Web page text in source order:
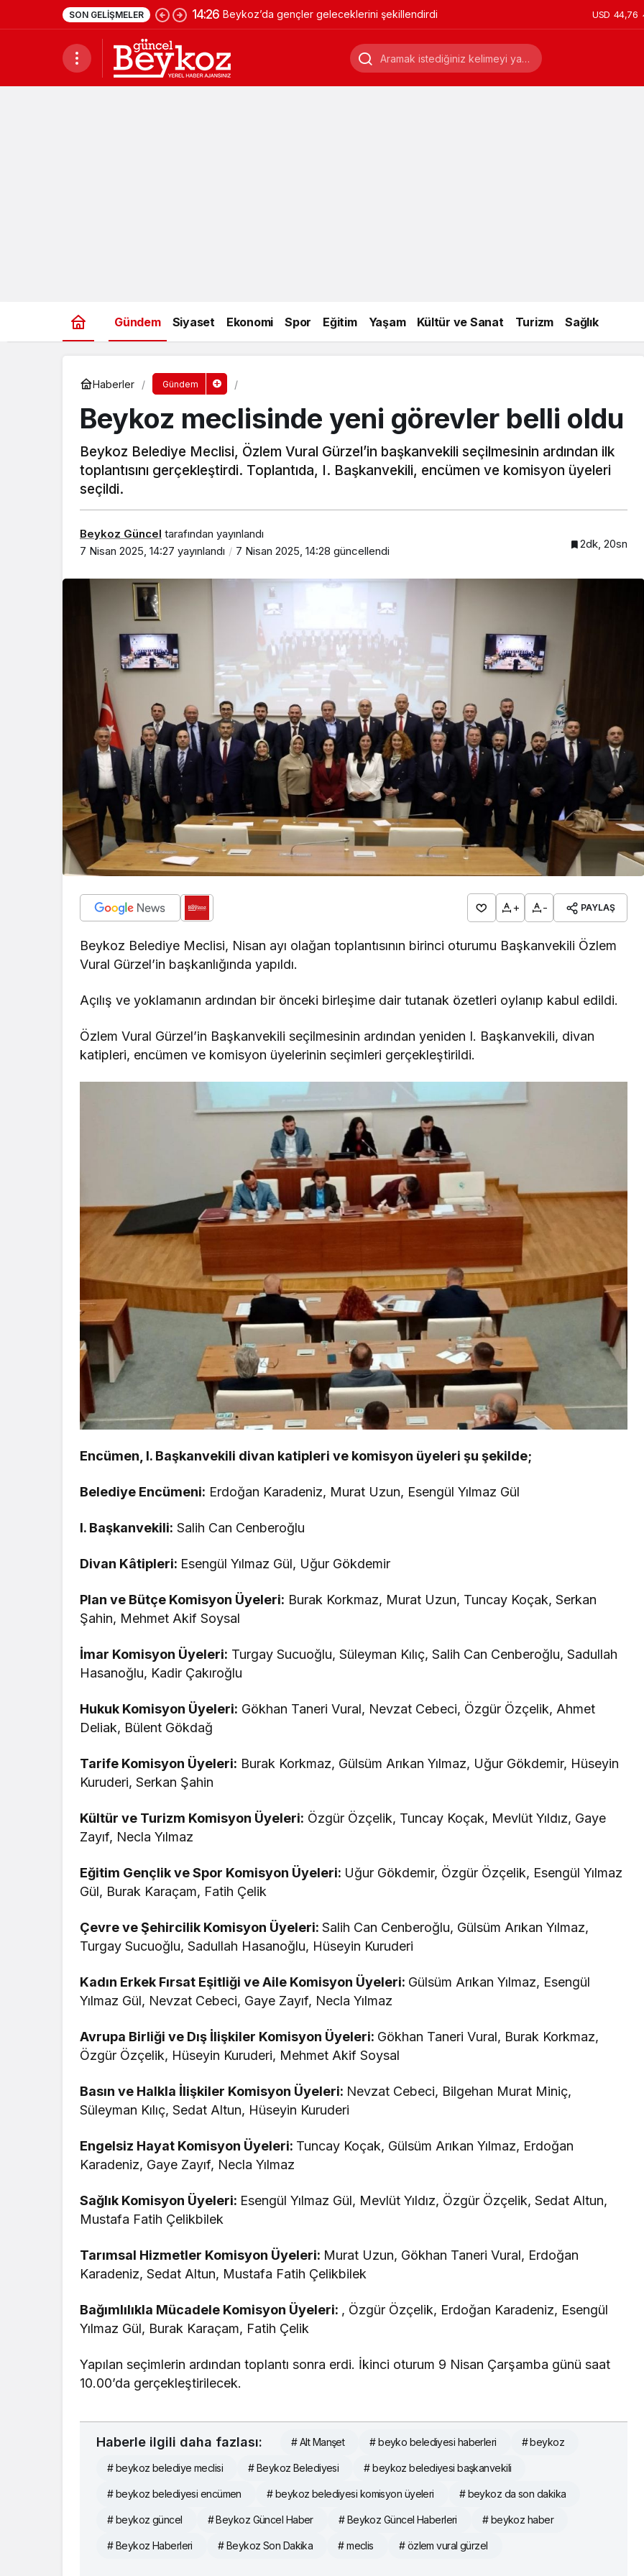
SON GELIŞMELER 14:26 Beykoz’da gençler geleceklerini şekillendirdi USD 44,76
Gündem Siyaset Ekonomi Spor Eğitim Yaşam Kültür ve Sanat Turizm Sağlık
Haberler Gündem
Beykoz meclisinde yeni görevler belli oldu
Beykoz Belediye Meclisi, Özlem Vural Gürzel’in başkanvekili seçilmesinin ardından ilk
toplantısını gerçekleştirdi. Toplantıda, I. Başkanvekili, encümen ve komisyon üyeleri
seçildi.
Beykoz Güncel tarafından yayınlandı
7 Nisan 2025, 14:27 yayınlandı 7 Nisan 2025, 14:28 güncellendi 2dk, 20sn
+ - PAYLAŞ
Beykoz Belediye Meclisi, Nisan ayı olağan toplantısının birinci oturumu Başkanvekili Özlem
Vural Gürzel’in başkanlığında yapıldı.
Açılış ve yoklamanın ardından bir önceki birleşime dair tutanak özetleri oylanıp kabul edildi.
Özlem Vural Gürzel’in Başkanvekili seçilmesinin ardından yeniden I. Başkanvekili, divan
katipleri, encümen ve komisyon üyelerinin seçimleri gerçekleştirildi.
Encümen, I. Başkanvekili divan katipleri ve komisyon üyeleri şu şekilde;
Belediye Encümeni: Erdoğan Karadeniz, Murat Uzun, Esengül Yılmaz Gül
I. Başkanvekili: Salih Can Cenberoğlu
Divan Kâtipleri: Esengül Yılmaz Gül, Uğur Gökdemir
Plan ve Bütçe Komisyon Üyeleri: Burak Korkmaz, Murat Uzun, Tuncay Koçak, Serkan
Şahin, Mehmet Akif Soysal
İmar Komisyon Üyeleri: Turgay Sucuoğlu, Süleyman Kılıç, Salih Can Cenberoğlu, Sadullah
Hasanoğlu, Kadir Çakıroğlu
Hukuk Komisyon Üyeleri: Gökhan Taneri Vural, Nevzat Cebeci, Özgür Özçelik, Ahmet
Deliak, Bülent Gökdağ
Tarife Komisyon Üyeleri: Burak Korkmaz, Gülsüm Arıkan Yılmaz, Uğur Gökdemir, Hüseyin
Kuruderi, Serkan Şahin
Kültür ve Turizm Komisyon Üyeleri: Özgür Özçelik, Tuncay Koçak, Mevlüt Yıldız, Gaye
Zayıf, Necla Yılmaz
Eğitim Gençlik ve Spor Komisyon Üyeleri: Uğur Gökdemir, Özgür Özçelik, Esengül Yılmaz
Gül, Burak Karaçam, Fatih Çelik
Çevre ve Şehircilik Komisyon Üyeleri:Salih Can Cenberoğlu, Gülsüm Arıkan Yılmaz,
Turgay Sucuoğlu, Sadullah Hasanoğlu, Hüseyin Kuruderi
Kadın Erkek Fırsat Eşitliği ve Aile Komisyon Üyeleri: Gülsüm Arıkan Yılmaz, Esengül
Yılmaz Gül, Nevzat Cebeci, Gaye Zayıf, Necla Yılmaz
Avrupa Birliği ve Dış İlişkiler Komisyon Üyeleri: Gökhan Taneri Vural, Burak Korkmaz,
Özgür Özçelik, Hüseyin Kuruderi, Mehmet Akif Soysal
Basın ve Halkla İlişkiler Komisyon Üyeleri: Nevzat Cebeci, Bilgehan Murat Miniç,
Süleyman Kılıç, Sedat Altun, Hüseyin Kuruderi
Engelsiz Hayat Komisyon Üyeleri: Tuncay Koçak, Gülsüm Arıkan Yılmaz, Erdoğan
Karadeniz, Gaye Zayıf, Necla Yılmaz
Sağlık Komisyon Üyeleri: Esengül Yılmaz Gül, Mevlüt Yıldız, Özgür Özçelik, Sedat Altun,
Mustafa Fatih Çelikbilek
Tarımsal Hizmetler Komisyon Üyeleri: Murat Uzun, Gökhan Taneri Vural, Erdoğan
Karadeniz, Sedat Altun, Mustafa Fatih Çelikbilek
Bağımlılıkla Mücadele Komisyon Üyeleri: , Özgür Özçelik, Erdoğan Karadeniz, Esengül
Yılmaz Gül, Burak Karaçam, Fatih Çelik
Yapılan seçimlerin ardından toplantı sonra erdi. İkinci oturum 9 Nisan Çarşamba günü saat
10.00’da gerçekleştirilecek.
Haberle ilgili daha fazlası: # Alt Manşet # beyko belediyesi haberleri # beykoz
# beykoz belediye meclisi # Beykoz Belediyesi # beykoz belediyesi başkanvekili
# beykoz belediyesi encümen # beykoz belediyesi komisyon üyeleri # beykoz da son dakika
# beykoz güncel # Beykoz Güncel Haber # Beykoz Güncel Haberleri # beykoz haber
# Beykoz Haberleri # Beykoz Son Dakika # meclis # özlem vural gürzel
Beykoz’da gençler
geleceklerini şekillendirdi
Beykoz’a nefesleri kesecek
dev yatırım!